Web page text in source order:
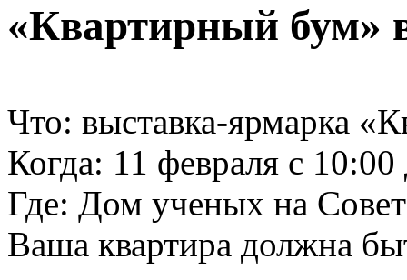
«Квартирный бум»
Что: выставка-ярмарка
Когда: 11 февраля с
Где: Дом ученых на
Ваша квартира должна